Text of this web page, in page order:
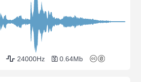
24000Hz 0.64Mb